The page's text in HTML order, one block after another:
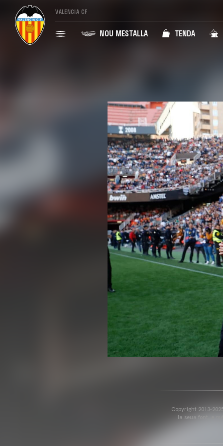
VALENCIA CF
NOU MESTALLA TENDA
Copyright 2013-
la seua font, a